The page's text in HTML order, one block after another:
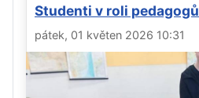
Studenti v roli pedagogů
pátek, 01 květen 2026 10:31